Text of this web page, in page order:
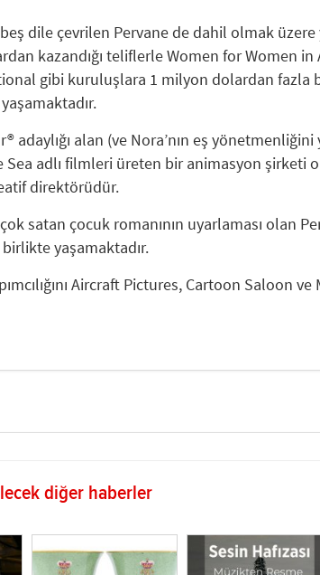
dile çevrilen Pervane de dahil olmak
kazandığı teliflerle Women for Women in
gibi kuruluşlara 1 milyon dolardan fazla
adaylığı alan (ve Nora’nın eş yönetmenliğini
Sea adlı filmleri üreten bir animasyon şirketi
direktörüdür.
satan çocuk romanının uyarlaması olan
yaşamaktadır.
Aircraft Pictures, Cartoon Saloon
diğer haberler